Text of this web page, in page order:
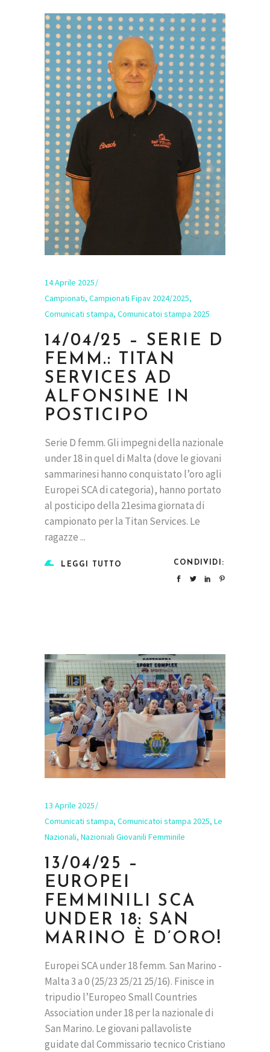
14 Aprile 2025
Campionati, Campionati Fipav 2024/2025,
Comunicati stampa, Comunicatoi stampa 2025
14/04/25 – SERIE D
FEMM.: TITAN
SERVICES AD
ALFONSINE IN
POSTICIPO
Serie D femm. Gli impegni della nazionale
under 18 in quel di Malta (dove le giovani
sammarinesi hanno conquistato l’oro agli
Europei SCA di categoria), hanno portato
al posticipo della 21esima giornata di
campionato per la Titan Services. Le
ragazze
LEGGI TUTTO CONDIVIDI:
13 Aprile 2025
Comunicati stampa, Comunicatoi stampa 2025, Le
Nazionali, Nazioniali Giovanili Femminile
13/04/25 –
EUROPEI
FEMMINILI SCA
UNDER 18: SAN
MARINO È D’ORO!
Europei SCA under 18 femm. San Marino -
Malta 3 a 0 (25/23 25/21 25/16). Finisce in
tripudio l’Europeo Small Countries
Association under 18 per la nazionale di
San Marino. Le giovani pallavoliste
guidate dal Commissario tecnico Cristiano